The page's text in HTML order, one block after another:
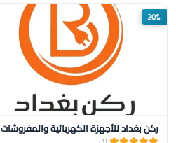
20%
ركن بغداد للأجهزة الكهربائية والمفروشات